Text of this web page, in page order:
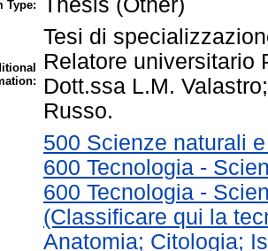
Type:
Tesi di
Relatore universitario
Dott.ssa L.M.
Russo.
500 Scienze naturali
600 Tecnologia -
600 Tecnologia -
(Classificare qui la
Anatomia; Citologia;